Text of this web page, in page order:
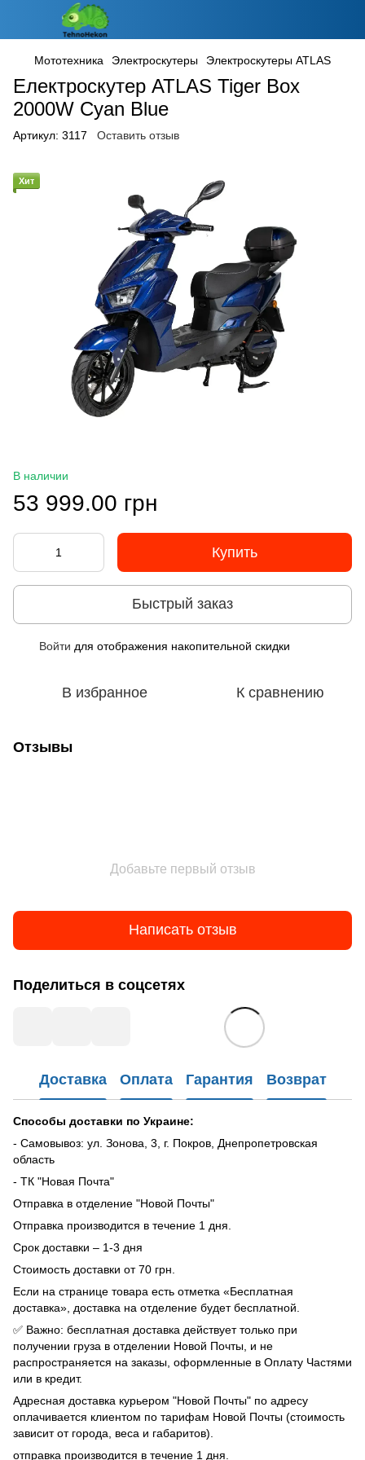
Мототехника Электроскутеры Электроскутеры ATLAS
Електроскутер ATLAS Tiger Box
2000W Cyan Blue
Артикул: 3117 Оставить отзыв
Хит
В наличии
53 999.00 грн
Купить
Быстрый заказ
Войти для отображения накопительной скидки
В избранное К сравнению
Отзывы
Добавьте первый отзыв
Написать отзыв
Поделиться в соцсетях
Доставка Оплата Гарантия Возврат
Способы доставки по Украине:
- Самовывоз: ул. Зонова, 3, г. Покров, Днепропетровская
область
- ТК "Новая Почта"
Отправка в отделение "Новой Почты"
Отправка производится в течение 1 дня.
Срок доставки – 1-3 дня
Стоимость доставки от 70 грн.
Если на странице товара есть отметка «Бесплатная
доставка», доставка на отделение будет бесплатной.
✅ Важно: бесплатная доставка действует только при
получении груза в отделении Новой Почты, и не
распространяется на заказы, оформленные в Оплату Частями
или в кредит.
Адресная доставка курьером "Новой Почты" по адресу
оплачивается клиентом по тарифам Новой Почты (стоимость
зависит от города, веса и габаритов).
отправка производится в течение 1 дня.